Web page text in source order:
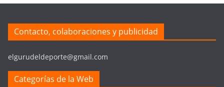
Contacto, colaboraciones y publicidad
elgurudeldeporte@gmail.com
Categorías de la Web